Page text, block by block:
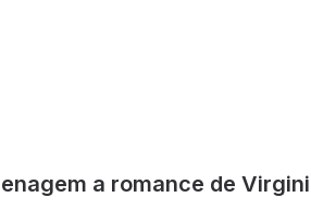
a romance de